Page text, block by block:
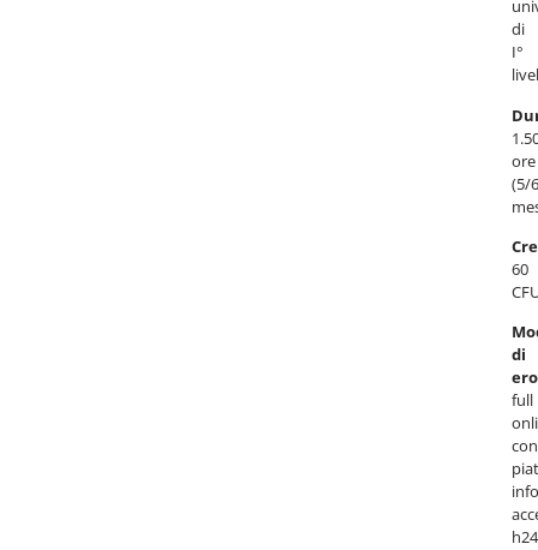
di
I°
ore
(5/6
60
di
full
con